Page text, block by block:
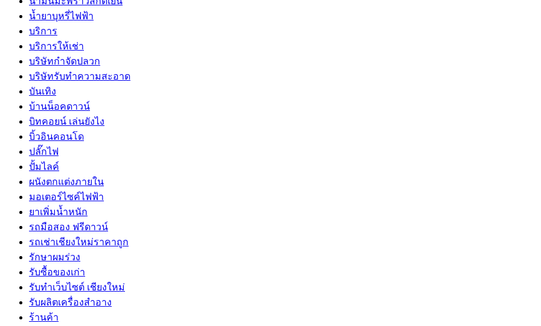
น้ำยาบุหรี่ไฟฟ้า
บริการ
บริการให้เช่า
บริษัทกำจัดปลวก
บริษัทรับทำความสะอาด
บันเทิง
บ้านน็อคดาวน์
บิทคอยน์ เล่นยังไง
บิ้วอินคอนโด
ปลั๊กไฟ
ปั้มไลค์
ผนังตกแต่งภายใน
มอเตอร์ไซค์ไฟฟ้า
ยาเพิ่มน้ำหนัก
รถมือสอง ฟรีดาวน์
รถเช่าเชียงใหม่ราคาถูก
รักษาผมร่วง
รับซื้อของเก่า
รับทำเว็บไซต์ เชียงใหม่
รับผลิตเครื่องสำอาง
ร้านค้า